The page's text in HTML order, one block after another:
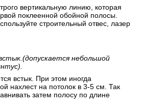
вертикальную линию, которая
поклеенной обойной полосы.
строительный отвес, лазер
небольшой
встык. При этом иногда
нахлест на потолок в 3-5 см. Так
затем полосу по длине